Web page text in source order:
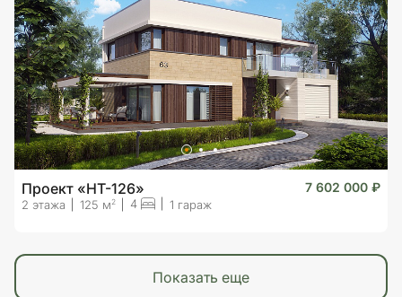
Проект «HT-126» 7 602 000 ₽
2 этажа 125 м 2 4 1 гараж
показать еще